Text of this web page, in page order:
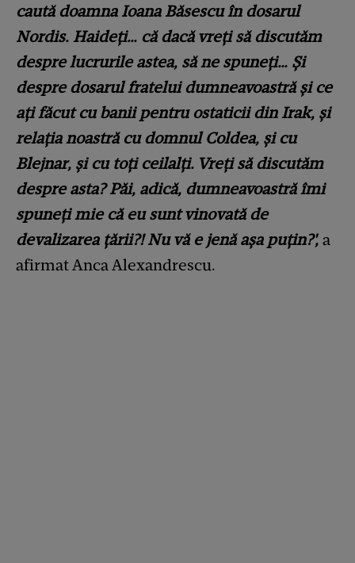
caută doamna Ioana Băsescu în dosarul
Nordis. Haideți… că dacă vreți să discutăm
despre lucrurile astea, să ne spuneți… Și
despre dosarul fratelui dumneavoastră și ce
ați făcut cu banii pentru ostaticii din Irak, și
relația noastră cu domnul Coldea, și cu
Blejnar, și cu toți ceilalți. Vreți să discutăm
despre asta? Păi, adică, dumneavoastră îmi
spuneți mie că eu sunt vinovată de
devalizarea țării?! Nu vă e jenă așa puțin?', a
afirmat Anca Alexandrescu.